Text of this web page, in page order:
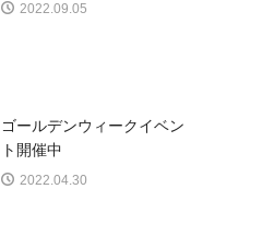
2022.09.05
ゴールデンウィークイベン
ト開催中
2022.04.30